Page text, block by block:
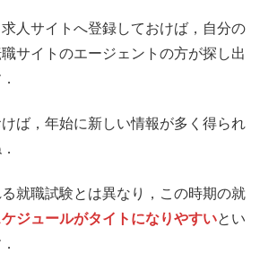
人サイトへ登録しておけば，自分の
サイトのエージェントの方が探し出
ば，年始に新しい情報が多く得られ
就職試験とは異なり，この時期の就
ケジュールがタイトになりやすいとい